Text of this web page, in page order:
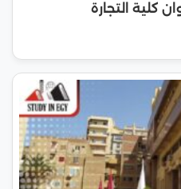
كلية التجارة